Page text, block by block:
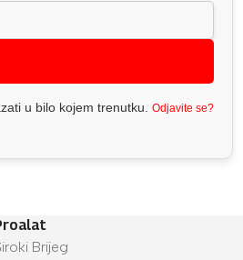
u bilo kojem trenutku. Odjavite se?
Brijeg